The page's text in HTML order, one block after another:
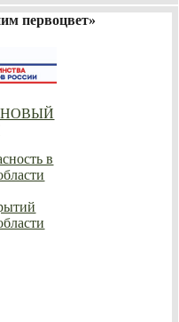
первоцвет»
НОВЫЙ